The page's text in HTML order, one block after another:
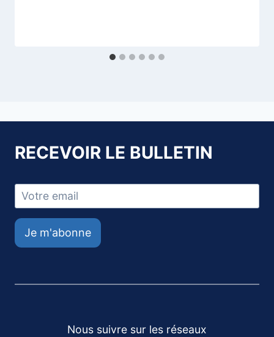
RECEVOIR LE BULLETIN
Je m'abonne
Nous suivre sur les réseaux